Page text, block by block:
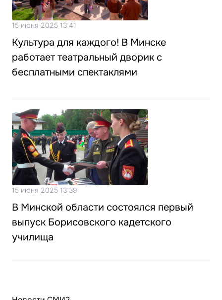
15 июня 2025 13:41
Культура для каждого! В Минске
работает театральный дворик с
бесплатными спектаклями
15 июня 2025 13:39
В Минской области состоялся первый
выпуск Борисовского кадетского
училища